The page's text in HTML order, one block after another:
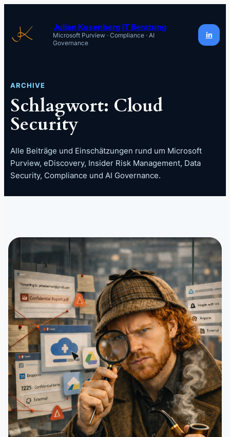
Inhalt
springen
Julian Kusenberg IT Beratung
Microsoft Purview · Compliance · AI
Governance
in
ARCHIVE
Schlagwort: Cloud
Security
Alle Beiträge und Einschätzungen rund um Microsoft
Purview, eDiscovery, Insider Risk Management, Data
Security, Compliance und AI Governance.